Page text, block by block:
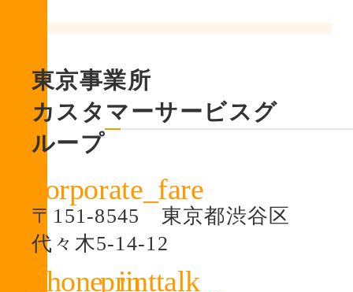
東京事業所
カスタマーサービスグ
ループ
〒151-8545 東京都渋谷区
代々木5-14-12